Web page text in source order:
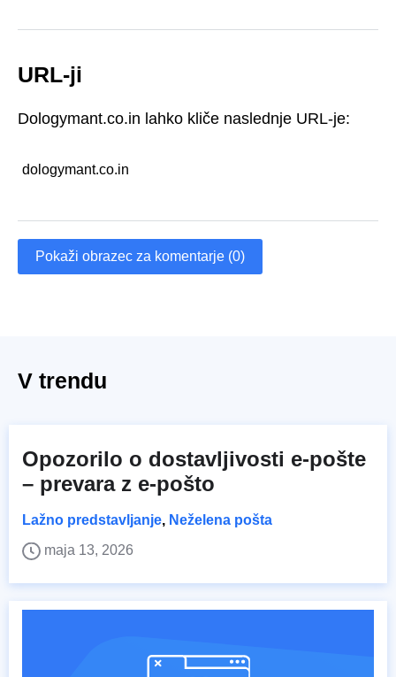
URL-ji
Dologymant.co.in lahko kliče naslednje URL-je:
dologymant.co.in
Pokaži obrazec za komentarje (0)
V trendu
Opozorilo o dostavljivosti e-pošte
– prevara z e-pošto
Lažno predstavljanje, Neželena pošta
maja 13, 2026